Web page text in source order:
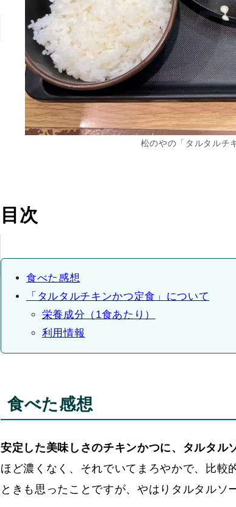
松のやの「タルタルチ
目次
食べた感想
「タルタルチキンかつ定食」について
栄養成分（1食あたり）
利用情報
食べた感想
安定した美味しさのチキンかつに、タルタル
ほど濃くなく、それでいてまろやかで、比較
ときも思ったことですが、やはりタルタルソ